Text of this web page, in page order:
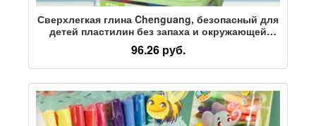
Сверхлегкая глина Chenguang, безопасный для
детей пластилин без запаха и окружающей
среды, цветная глина, игрушки для детского
сада, специальные инструменты для поделок
ручной работы для учащихся начальной
цветов, не прилипает к рукам, легко
пластифицируется
96.26 руб.